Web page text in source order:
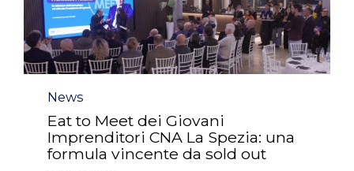
Category
News
Eat to Meet dei Giovani
Imprenditori CNA La Spezia: una
formula vincente da sold out